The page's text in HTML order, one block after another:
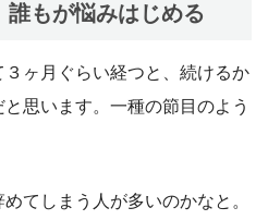
誰もが悩みはじめる
ヶ月ぐらい経つと、続けるか
思います。一種の節目のよう
てしまう人が多いのかなと。